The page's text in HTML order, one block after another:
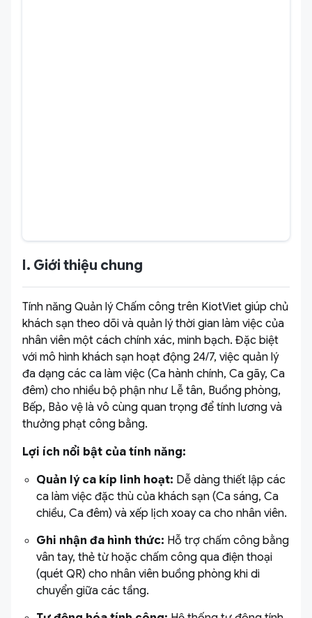
I. Giới thiệu chung
Tính năng Quản lý Chấm công trên KiotViet giúp chủ
khách sạn theo dõi và quản lý thời gian làm việc của
nhân viên một cách chính xác, minh bạch. Đặc biệt
với mô hình khách sạn hoạt động 24/7, việc quản lý
đa dạng các ca làm việc (Ca hành chính, Ca gãy, Ca
đêm) cho nhiều bộ phận như Lễ tân, Buồng phòng,
Bếp, Bảo vệ là vô cùng quan trọng để tính lương và
thưởng phạt công bằng.
Lợi ích nổi bật của tính năng:
Quản lý ca kíp linh hoạt: Dễ dàng thiết lập các
ca làm việc đặc thù của khách sạn (Ca sáng, Ca
chiều, Ca đêm) và xếp lịch xoay ca cho nhân viên.
Ghi nhận đa hình thức: Hỗ trợ chấm công bằng
vân tay, thẻ từ hoặc chấm công qua điện thoại
(quét QR) cho nhân viên buồng phòng khi di
chuyển giữa các tầng.